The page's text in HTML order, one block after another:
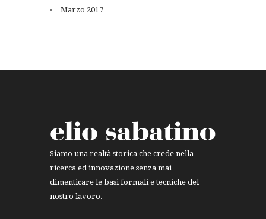
Marzo 2017
Siamo una realtà storica che crede nella
ricerca ed innovazione senza mai
dimenticare le basi formali e tecniche del
nostro lavoro.